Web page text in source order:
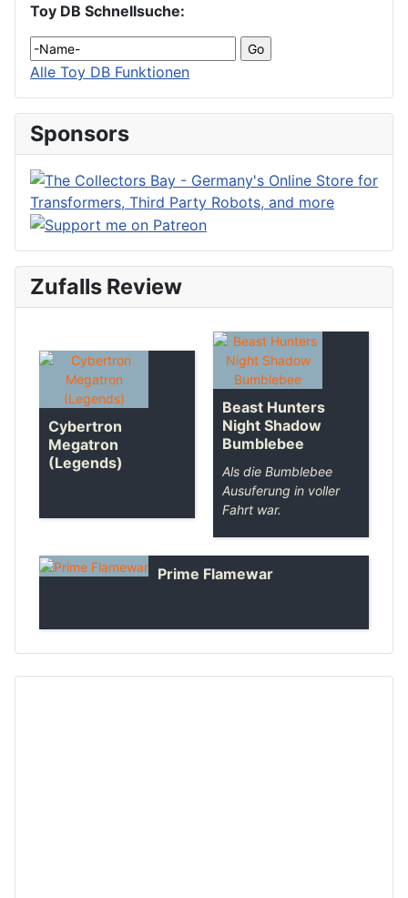
Toy DB Schnellsuche:
Alle Toy DB Funktionen
Sponsors
Zufalls Review
Cybertron
Megatron
(Legends)
Beast Hunters
Night Shadow
Bumblebee
Als die Bumblebee
Ausuferung in voller
Fahrt war.
Prime Flamewar